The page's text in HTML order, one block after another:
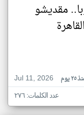
مقديشو
Jul 11, 2026
٢٥ يوم
عدد الكلمات: ٢٧٦